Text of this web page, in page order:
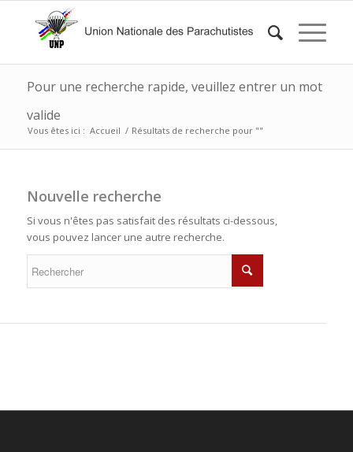
Pour une recherche rapide, veuillez entrer un mot
valide
Vous êtes ici : Accueil / Résultats de recherche pour ""
Nouvelle recherche
Si vous n'êtes pas satisfait des résultats ci-dessous,
vous pouvez lancer une autre recherche.